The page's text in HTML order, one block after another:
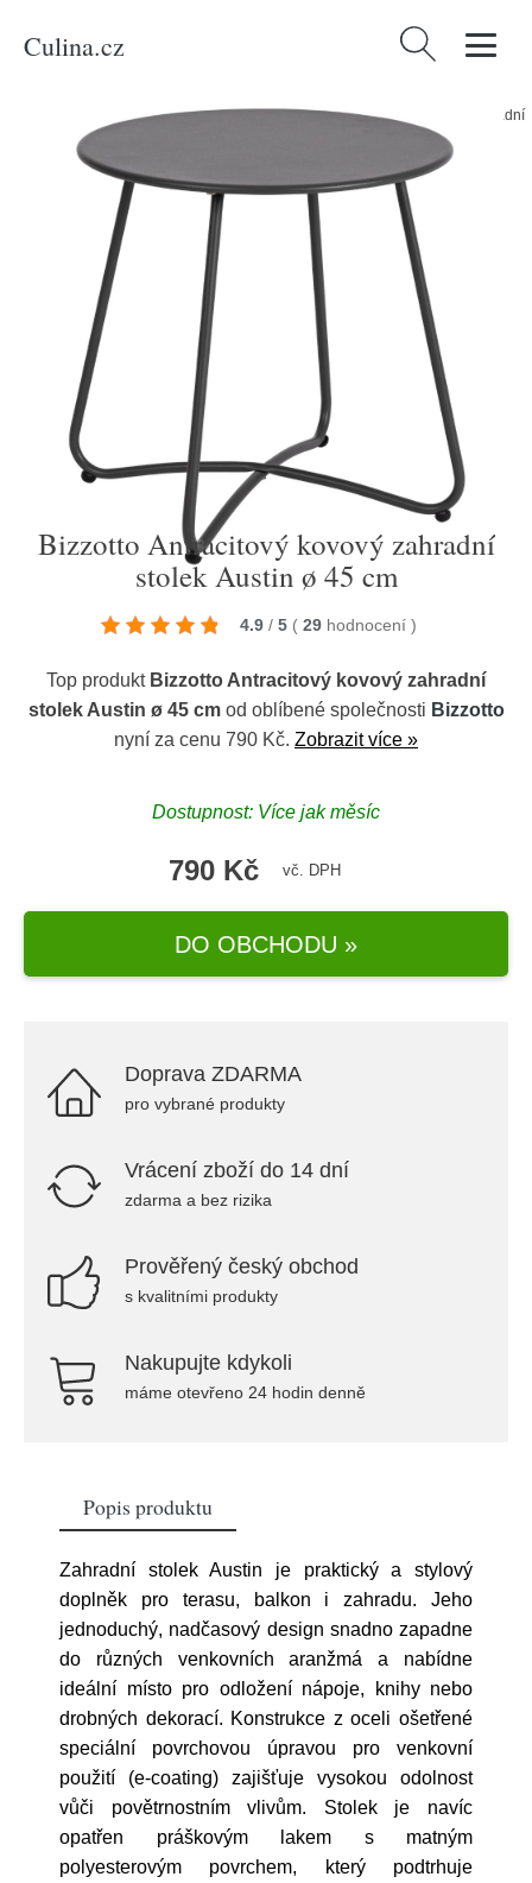
Culina.cz Vyhledávání
Produkty/Bydlení a doplňky
Bizzotto Antracitový kovový zahradní
stolek Austin ø 45 cm
Bizzotto Antracitový kovový zahradní
stolek Austin ø 45 cm
4.9 / 5 ( 29 hodnocení )
Top produkt Bizzotto Antracitový kovový zahradní
stolek Austin ø 45 cmod oblíbené společnosti Bizzotto
nyní za cenu 790 Kč. Zobrazit více »
Dostupnost: Více jak měsíc
790 Kč vč. DPH
DO OBCHODU »
Doprava ZDARMA
pro vybrané produkty
Vrácení zboží do 14 dní
zdarma a bez rizika
Prověřený český obchod
s kvalitními produkty
Nakupujte kdykoli
máme otevřeno 24 hodin denně
Popis produktu
Zahradní stolek Austin je praktický a stylový
doplněk pro terasu, balkon i zahradu. Jeho
jednoduchý, nadčasový design snadno zapadne
do různých venkovních aranžmá a nabídne
ideální místo pro odložení nápoje, knihy nebo
drobných dekorací. Konstrukce z oceli ošetřené
speciální povrchovou úpravou pro venkovní
použití (e-coating) zajišťuje vysokou odolnost
vůči povětrnostním vlivům. Stolek je navíc
opatřen práškovým lakem s matným
polyesterovým povrchem, který podtrhuje